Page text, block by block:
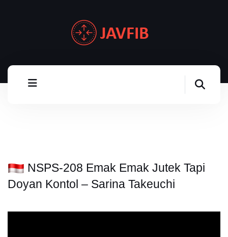
NSPS-208 Emak Emak Jutek Tapi
Doyan Kontol – Sarina Takeuchi